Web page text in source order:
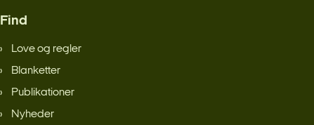
Find
Love og regler
Blanketter
Publikationer
Nyheder